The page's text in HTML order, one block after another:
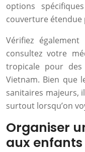
options
couverture étendue
Vérifiez
consultez votre
tropicale pour des
Vietnam. Bien que
sanitaires majeurs,
surtout lorsqu’on
Organiser
aux enfants